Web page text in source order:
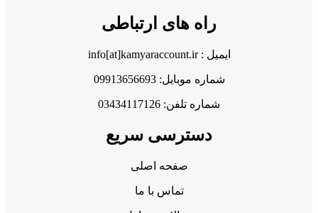
راه های ارتباطی
ایمیل : info[at]kamyaraccount.ir
شماره موبایل: 09913656693
شماره تلفن: 03434117126
دسترسی سریع
صفحه اصلی
تماس با ما